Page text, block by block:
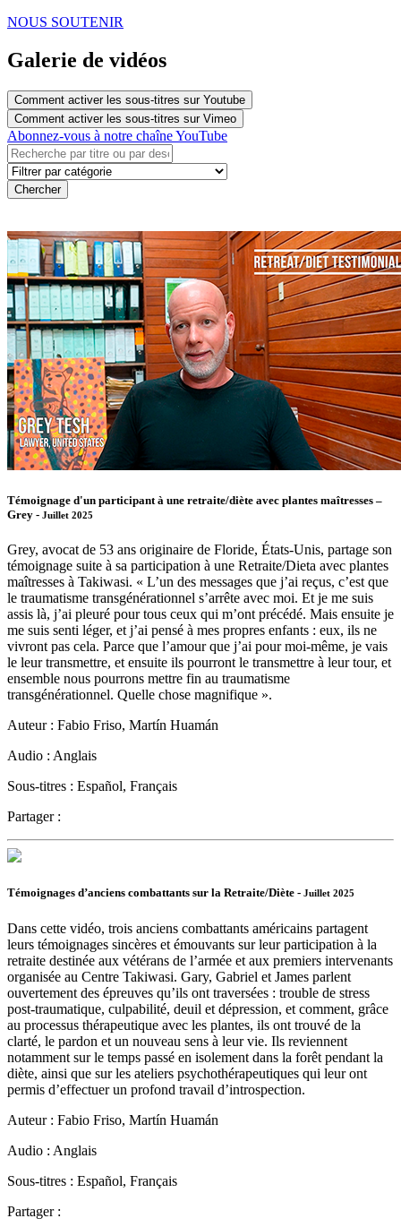
NOUS SOUTENIR
Galerie de vidéos
Comment activer les sous-titres sur Youtube
Comment activer les sous-titres sur Vimeo
Abonnez-vous à notre chaîne YouTube
Témoignage d'un participant à une retraite/diète avec plantes maîtresses –
Grey - Juillet 2025
Grey, avocat de 53 ans originaire de Floride, États-Unis, partage son
témoignage suite à sa participation à une Retraite/Dieta avec plantes
maîtresses à Takiwasi. « L’un des messages que j’ai reçus, c’est que
le traumatisme transgénérationnel s’arrête avec moi. Et je me suis
assis là, j’ai pleuré pour tous ceux qui m’ont précédé. Mais ensuite je
me suis senti léger, et j’ai pensé à mes propres enfants : eux, ils ne
vivront pas cela. Parce que l’amour que j’ai pour moi-même, je vais
le leur transmettre, et ensuite ils pourront le transmettre à leur tour, et
ensemble nous pourrons mettre fin au traumatisme
transgénérationnel. Quelle chose magnifique ».
Auteur : Fabio Friso, Martín Huamán
Audio : Anglais
Sous-titres : Español, Français
Partager :
Témoignages d’anciens combattants sur la Retraite/Diète - Juillet 2025
Dans cette vidéo, trois anciens combattants américains partagent
leurs témoignages sincères et émouvants sur leur participation à la
retraite destinée aux vétérans de l’armée et aux premiers intervenants
organisée au Centre Takiwasi. Gary, Gabriel et James parlent
ouvertement des épreuves qu’ils ont traversées : trouble de stress
post-traumatique, culpabilité, deuil et dépression, et comment, grâce
au processus thérapeutique avec les plantes, ils ont trouvé de la
clarté, le pardon et un nouveau sens à leur vie. Ils reviennent
notamment sur le temps passé en isolement dans la forêt pendant la
diète, ainsi que sur les ateliers psychothérapeutiques qui leur ont
permis d’effectuer un profond travail d’introspection.
Auteur : Fabio Friso, Martín Huamán
Audio : Anglais
Sous-titres : Español, Français
Partager :